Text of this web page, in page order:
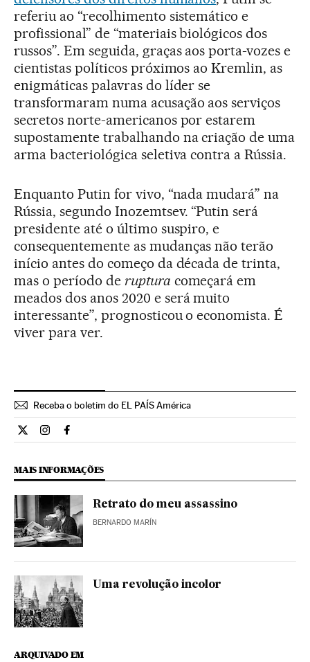
referiu ao “recolhimento sistemático e
profissional” de “materiais biológicos dos
russos”. Em seguida, graças aos porta-vozes e
cientistas políticos próximos ao Kremlin, as
enigmáticas palavras do líder se
transformaram numa acusação aos serviços
secretos norte-americanos por estarem
supostamente trabalhando na criação de uma
arma bacteriológica seletiva contra a Rússia.
Enquanto Putin for vivo, “nada mudará” na
Rússia, segundo Inozemtsev. “Putin será
presidente até o último suspiro, e
consequentemente as mudanças não terão
início antes do começo da década de trinta,
mas o período de ruptura começará em
meados dos anos 2020 e será muito
interessante”, prognosticou o economista. É
viver para ver.
Receba o boletim do EL PAÍS América
Internacional El País Brasil en Twitter
Internacional El País Brasil en Instagram
Internacional El País Brasil en Facebook
MAIS INFORMAÇÕES
Retrato do meu assassino
BERNARDO MARÍN
Uma revolução incolor
ARQUIVADO EM